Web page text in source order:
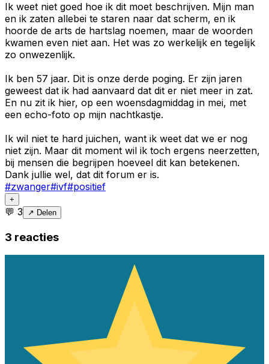
Ik weet niet goed hoe ik dit moet beschrijven. Mijn man
en ik zaten allebei te staren naar dat scherm, en ik
hoorde de arts de hartslag noemen, maar de woorden
kwamen even niet aan. Het was zo werkelijk en tegelijk
zo onwezenlijk.
Ik ben 57 jaar. Dit is onze derde poging. Er zijn jaren
geweest dat ik had aanvaard dat dit er niet meer in zat.
En nu zit ik hier, op een woensdagmiddag in mei, met
een echo-foto op mijn nachtkastje.
Ik wil niet te hard juichen, want ik weet dat we er nog
niet zijn. Maar dit moment wil ik toch ergens neerzetten,
bij mensen die begrijpen hoeveel dit kan betekenen.
Dank jullie wel, dat dit forum er is.
#zwanger#ivf#positief
+
💬 3 ↗ Delen
3 reacties